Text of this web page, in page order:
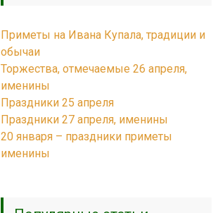
Приметы на Ивана Купала, традиции и
обычаи
Торжества, отмечаемые 26 апреля,
именины
Праздники 25 апреля
Праздники 27 апреля, именины
20 января – праздники приметы
именины